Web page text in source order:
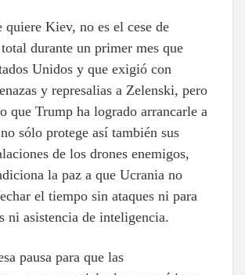
quiere Kiev, no es el cese de
durante un primer mes que
Unidos y que exigió con
y represalias a Zelenski, pero
que Trump ha logrado arrancarle a
sólo protege así también sus
de los drones enemigos,
la paz a que Ucrania no
el tiempo sin ataques ni para
ni asistencia de inteligencia.
pausa para que las